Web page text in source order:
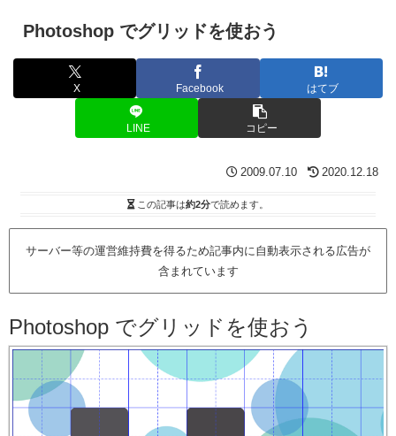
Photoshop でグリッドを使おう
X Facebook はてブ
LINE コピー
2009.07.10 2020.12.18
この記事は約2分で読めます。
サーバー等の運営維持費を得るため記事内に自動表示される広告が
含まれています
Photoshop でグリッドを使おう